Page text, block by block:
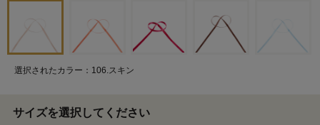
選択されたカラー：106.スキン
サイズを選択してください